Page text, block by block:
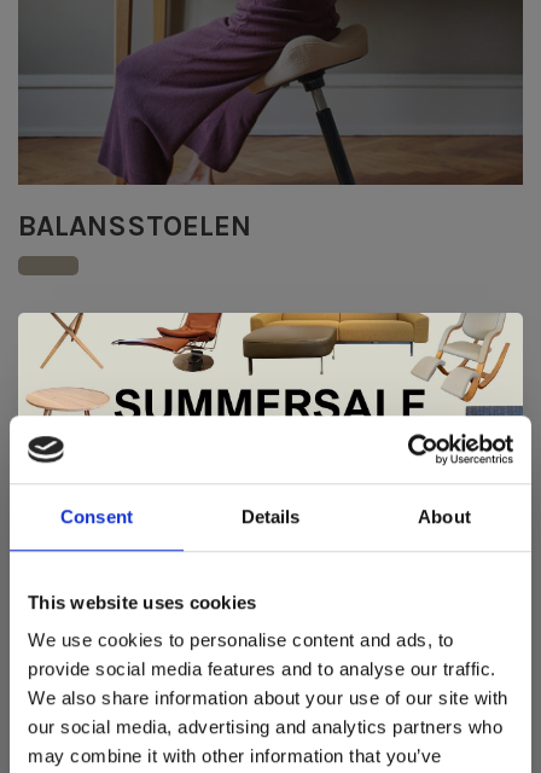
Consent Details About
This website uses cookies
We use cookies to personalise content and ads, to
provide social media features and to analyse our traffic.
We also share information about your use of our site with
our social media, advertising and analytics partners who
may combine it with other information that you’ve
BALANSSTOELEN
De Summer Sale bij Snip Wonen+ is
gestart!
woonaccessoires aan te schaffen met aantrekkelijke kortingen.
In onze showroom vind je een uitgebreide selectie
designmeubelen van gerenommeerde Nederlandse en Europese
merken. Onder andere showroommodellen vanHarvink ,
Gelderland,Swedese,Sculptures JeuxenArtisanzijn nu extra
voordelig verkrijgbaar. Profiteer van unieke aanbiedingen zolang